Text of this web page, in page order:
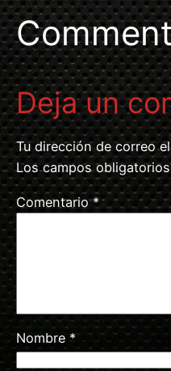
Deja un
Tu dirección de correo
Los campos
Comentario*
Nombre *